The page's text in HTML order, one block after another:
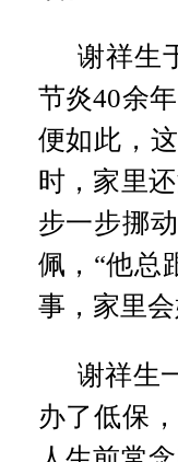
谢祥生
节炎40余
便如此，
时，家里
步一步挪
佩，“他总
事，家里
谢祥生
办了低保